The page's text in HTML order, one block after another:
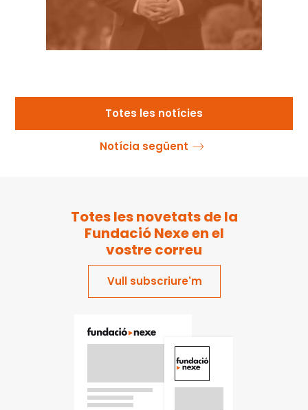
Totes les notícies
Notícia següent
Totes les novetats de la
Fundació Nexe en el
vostre correu
Vull subscriure'm